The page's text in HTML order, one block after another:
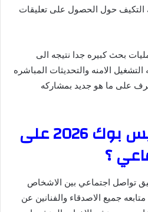
التكيف حول الحصول على تعليقات
بحث كبيره جدا نتيجه الى
الامنه والتحديثات المباشره
على ما هو جديد بمشاركه
هل يؤثر تنزيل فيس بوك 2026 على
؟
تواصل اجتماعي بين الاشخاص
جميع الاصدقاء والفنانين عن